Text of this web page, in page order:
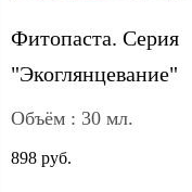
Фитопаста. Серия
"Экоглянцевание"
Объём : 30 мл.
898 руб.